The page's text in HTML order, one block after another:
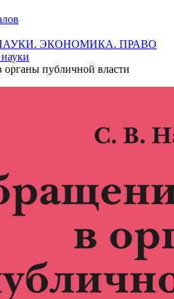
ЭКОНОМИКА. ПРАВО
публичной власти